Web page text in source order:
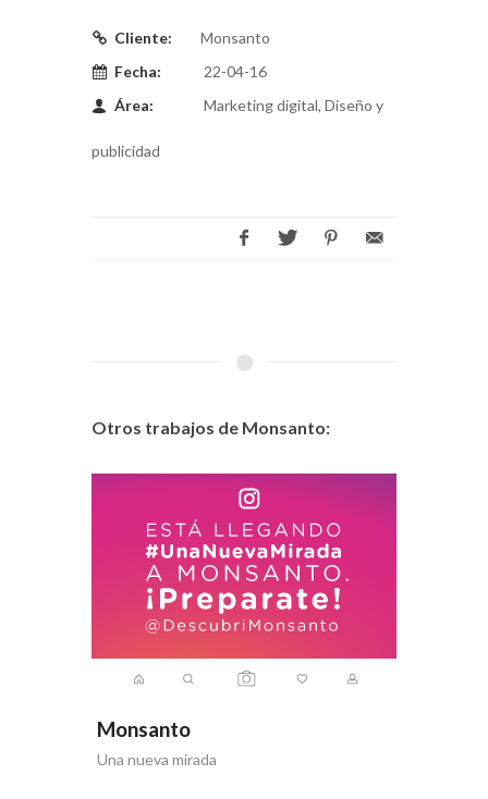
Cliente:
Monsanto
Fecha:
22-04-16
Área:
Marketing digital, Diseño y
publicidad
Otros trabajos de Monsanto:
Monsanto
Una nueva mirada